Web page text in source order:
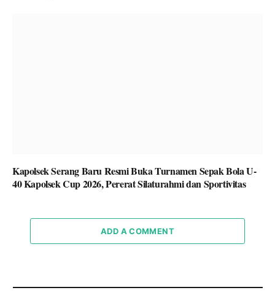
Kapolsek Serang Baru Resmi Buka Turnamen Sepak Bola U-
40 Kapolsek Cup 2026, Pererat Silaturahmi dan Sportivitas
ADD A COMMENT